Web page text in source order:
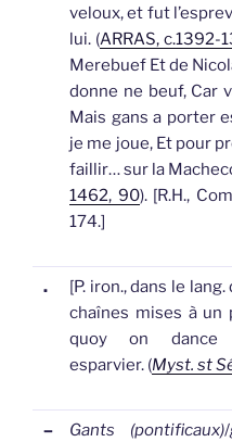
veloux, et fut
lui. (ARRAS, c.1392-
Merebuef Et de
donne ne beuf, Car
Mais gans a porter
je me joue, Et pour
faillir… sur la
1462, 90). [R.H.,
174.]
.
[P. iron., dans le
chaînes mises à un
quoy on
esparvier. (Myst. st
– Gants (pontificaux)/